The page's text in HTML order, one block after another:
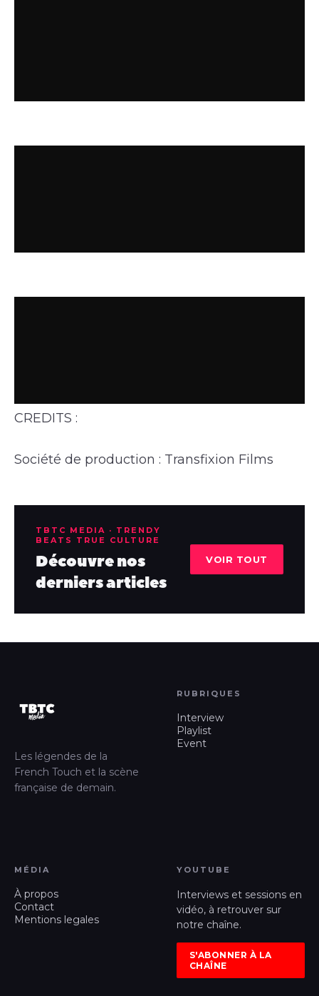
CREDITS :
Société de production : Transfixion Films
TBTC MEDIA · TRENDY
BEATS TRUE CULTURE
Découvre nos
derniers articles
VOIR TOUT
Les légendes de la
French Touch et la scène
française de demain.
RUBRIQUES
Interview
Playlist
Event
MÉDIA
À propos
Contact
Mentions legales
YOUTUBE
Interviews et sessions en
vidéo, à retrouver sur
notre chaîne.
S'ABONNER À LA
CHAÎNE